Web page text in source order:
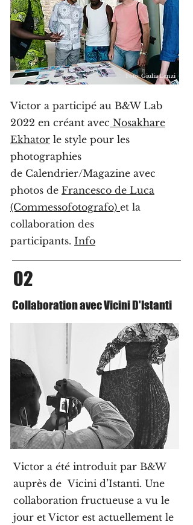
Foto: Giulia Lenzi
Victor a participé au B&W Lab
2022 en créant avec Nosakhare
Ekhator le style pour les
photographies
de Calendrier/Magazine avec
photos de Francesco de Luca
(Commessofotografo) et la
collaboration des
participants. Info
02
Collaboration avec Vicini D'Istanti
Victor a été introduit par B&W
auprès de Vicini d’Istanti. Une
collaboration fructueuse a vu le
jour et Victor est actuellement le